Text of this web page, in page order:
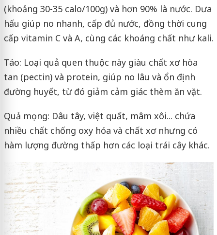
(khoảng 30-35 calo/100g) và hơn 90% là nước. Dưa
hấu giúp no nhanh, cấp đủ nước, đồng thời cung
cấp vitamin C và A, cùng các khoáng chất như kali.
Táo: Loại quả quen thuộc này giàu chất xơ hòa
tan (pectin) và protein, giúp no lâu và ổn định
đường huyết, từ đó giảm cảm giác thèm ăn vặt.
Quả mọng: Dâu tây, việt quất, mâm xôi... chứa
nhiều chất chống oxy hóa và chất xơ nhưng có
hàm lượng đường thấp hơn các loại trái cây khác.